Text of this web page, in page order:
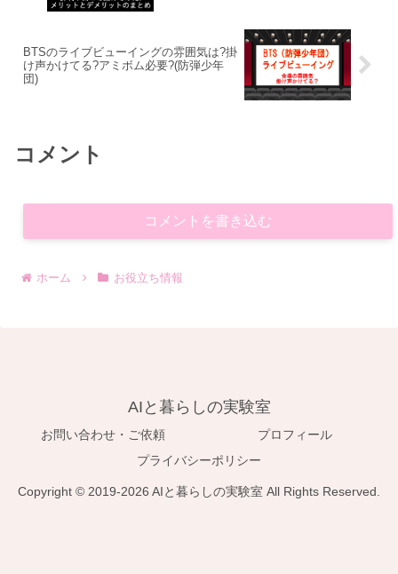
BTSのライブビューイングの雰囲気は?掛
け声かけてる?アミボム必要?(防弾少年
団)
コメント
コメントを書き込む
ホーム お役立ち情報
AIと暮らしの実験室
お問い合わせ・ご依頼
プロフィール
プライバシーポリシー
Copyright © 2019-2026 AIと暮らしの実験室 All Rights Reserved.